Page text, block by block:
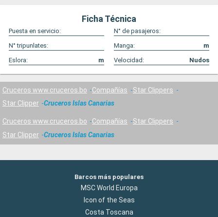
Ficha Técnica
Puesta en servicio:
N° de pasajeros:
N° tripunlates:
Manga:
m
Eslora:
m Velocidad: Nudos
Cruceros www.cruceros.bo Compañías
Star Clippers
Star Clipper
Cruceros Islas Canarias
Cruceros www.cruceros.bo Compañías
Star Clippers
Star Clipper
Cruceros Islas Canarias
Barcos más populares
MSC World Europa
Icon of the Seas
Costa Toscana